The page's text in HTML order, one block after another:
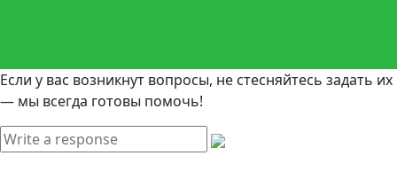
Если у вас возникнут вопросы, не стесняйтесь задать их
— мы всегда готовы помочь!